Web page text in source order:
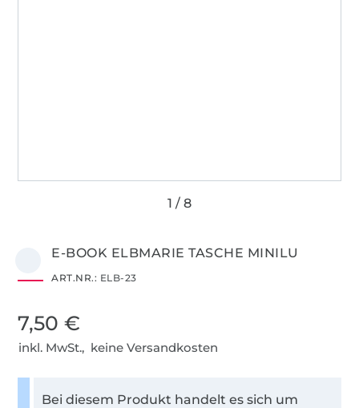
E-BOOK ELBMARIE TASCHE MINILU
ART.NR.: ELB-23
7,50 €
inkl. MwSt., keine Versandkosten
Bei diesem Produkt handelt es sich um